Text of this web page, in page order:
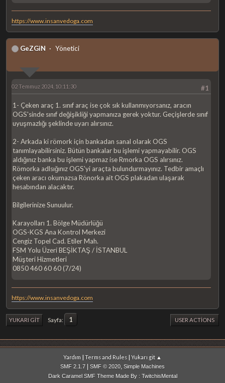
https://www.insanvedoga.com
GeZGiN Yönetici
#1
02 Temmuz 2024, 10:11:30
1- Çeken araç 1. sınıf araç ise çok sık kullanmıyorsanız, aracın
OGS'sinde sınıf değişikliği yapmanıza gerek yoktur. Geçişlerde sınıf
uyuşmazlığı şeklinde uyarı alırsınız.
2- Arkada ki römork için bankadan sanal olarak OGS
tanımlayabilirsiniz. Bütün bankalar bu işlemi yapmayabilir. OGS
aldığınız banka bu işlemi yapmaz ise Rmorka OGS alırsınız.
Römorka adlsığınız OGS'yi araçta bulundurmayınız. Tedbir amaçlı
çeken aracı okumazsa Rönorka ait OGS plakadan ulaşarak
hesabından alacaktır.
Bilgilerinize Sunuulur.
Karayolları 1. Bölge Müdürlüğü
OGS-KGS Ana Kontrol Merkezi
Cengiz Topel Cad. Etiler Mah.
FSM Yolu Üzeri BEŞİKTAŞ / İSTANBUL
Müşteri Hizmetleri
0850 460 60 60 (7/24)
https://www.insanvedoga.com
YUKARI GIT Sayfa 1 USER ACTIONS
Yardım | Terms and Rules | Yukarı git ▲
SMF 2.1.7 SMF © 2020, Simple Machines
Dark Caramel SMF Theme Made By : TwitchisMental